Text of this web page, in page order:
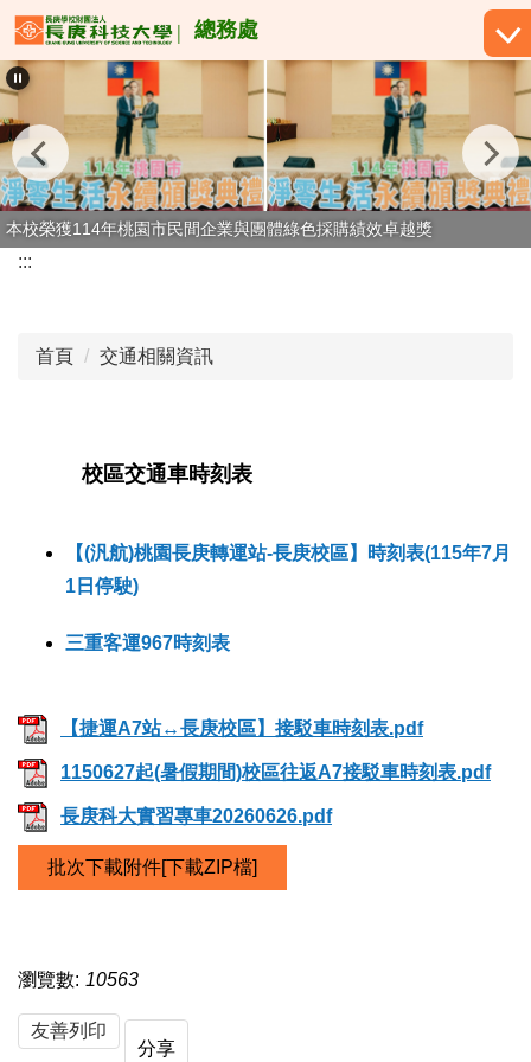
跳
到
主
內
容
區
總務處
本校榮獲114年桃園市民間企業與團體綠色採購績效卓越獎
:::
首頁 交通相關資訊
校區交通車時刻表
【(汎航)桃園長庚轉運站-長庚校區】時刻表(115年7月
1日停駛)
三重客運967時刻表
【捷運A7站↔長庚校區】接駁車時刻表.pdf
1150627起(暑假期間)校區往返A7接駁車時刻表.pdf
長庚科大實習專車20260626.pdf
批次下載附件[下載ZIP檔]
瀏覽數: 10563
友善列印
分享